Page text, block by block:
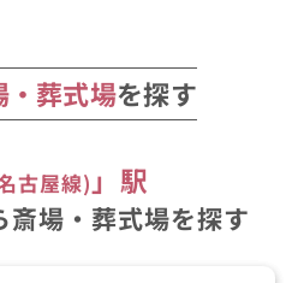
・葬式場を探す
古屋線)」駅
斎場・葬式場を探す